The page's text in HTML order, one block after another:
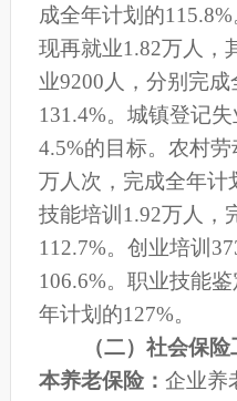
成全年计划的115.8%
现再就业1.82万人，
业9200人，分别完成
131.4%。城镇登记
4.5%的目标。农村
万人次，完成全年计
技能培训1.92万人，
112.7%。创业培训
106.6%。职业技能
年计划的127%。
（二）社会保
本养老保险： 企业养